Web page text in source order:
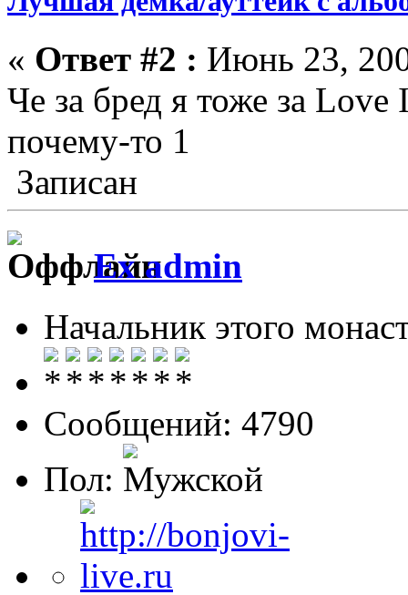
« Ответ #2 : Июнь 23,
Че за бред я тоже за Love
почему-то 1
Записан
Ex admin
Начальник этого
Сообщений: 4790
Пол: